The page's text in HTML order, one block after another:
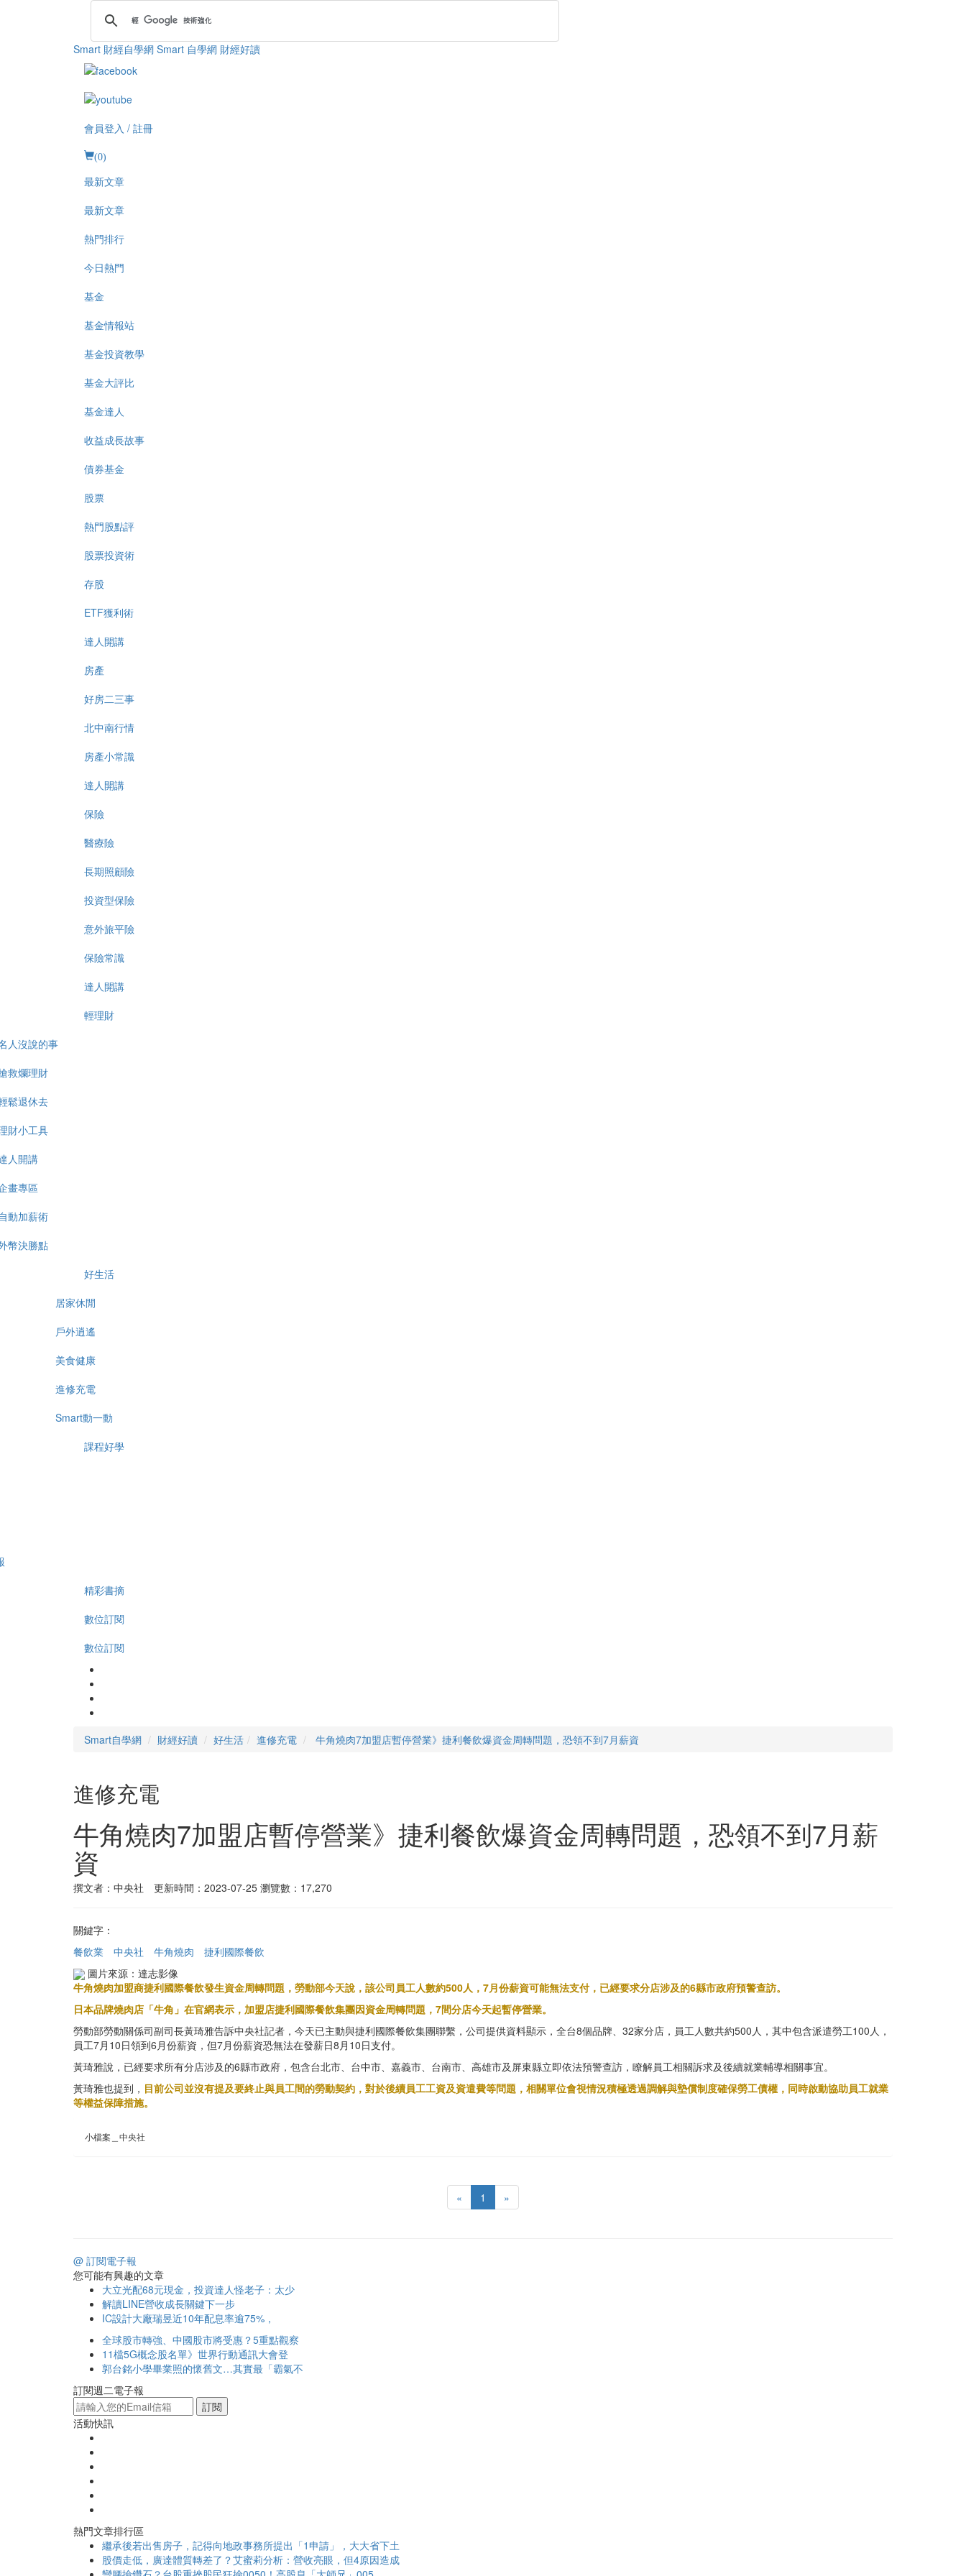
Smart 財經自學網 Smart 自學網 財經好讀
會員登入 / 註冊
(0)
最新文章
最新文章
熱門排行
今日熱門
基金
基金情報站
基金投資教學
基金大評比
基金達人
收益成長故事
債券基金
股票
熱門股點評
股票投資術
存股
ETF獲利術
達人開講
房產
好房二三事
北中南行情
房產小常識
達人開講
保險
醫療險
長期照顧險
投資型保險
意外旅平險
保險常識
達人開講
輕理財
人沒說的事
救爛理財
鬆退休去
財小工具
人開講
畫專區
動加薪術
幣決勝點
好生活
居家休閒
戶外逍遙
美食健康
進修充電
Smart動一動
課程好學
精彩書摘
數位訂閱
數位訂閱
Smart自學網 財經好讀 好生活 進修充電 牛角燒肉7加盟店暫停營業》捷利餐飲爆資金周轉問題，恐領不到7月薪資
進修充電
牛角燒肉7加盟店暫停營業》捷利餐飲爆資金周轉問題，恐領不到7月薪
資
撰文者：中央社 更新時間：2023-07-25 瀏覽數：17,270
關鍵字：
餐飲業
中央社 牛角燒肉
捷利國際餐飲
圖片來源：達志影像
牛角燒肉加盟商捷利國際餐飲發生資金周轉問題，勞動部今天說，該公司員工人數約500人，7月份薪資可能無法支付，已經要求分店涉及的6縣市政府預警查訪。
日本品牌燒肉店「牛角」在官網表示，加盟店捷利國際餐飲集團因資金周轉問題，7間分店今天起暫停營業。
勞動部勞動關係司副司長黃琦雅告訴中央社記者，今天已主動與捷利國際餐飲集團聯繫，公司提供資料顯示，全台8個品牌、32家分店，員工人數共約500人，其中包含派遣勞工100人，
員工7月10日領到6月份薪資，但7月份薪資恐無法在發薪日8月10日支付。
黃琦雅說，已經要求所有分店涉及的6縣市政府，包含台北市、台中市、嘉義市、台南市、高雄市及屏東縣立即依法預警查訪，瞭解員工相關訴求及後續就業輔導相關事宜。
黃琦雅也提到， 目前公司並沒有提及要終止與員工間的勞動契約，對於後續員工工資及資遣費等問題，相關單位會視情況積極透過調解與墊償制度確保勞工債權，同時啟動協助員工就業
等權益保障措施。
小檔案＿中央社
« 1 »
@ 訂閱電子報
您可能有興趣的文章
大立光配68元現金，投資達人怪老子：太少
解讀LINE營收成長關鍵下一步
IC設計大廠瑞昱近10年配息率逾75%，
全球股市轉強、中國股市將受惠？5重點觀察
11檔5G概念股名單》世界行動通訊大會登
郭台銘小學畢業照的懷舊文…其實最「霸氣不
訂閱週二電子報
訂閱
活動快訊
熱門文章排行區
繼承後若出售房子，記得向地政事務所提出「1申請」，大大省下土
股價走低，廣達體質轉差了？艾蜜莉分析：營收亮眼，但4原因造成